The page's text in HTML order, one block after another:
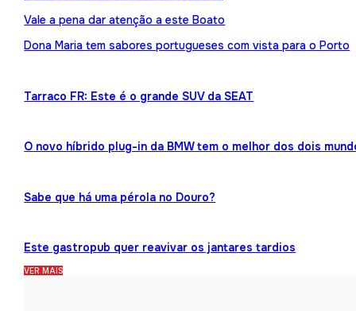
Vale a pena dar atenção a este Boato
Dona Maria tem sabores portugueses com vista para o Porto
Tarraco FR: Este é o grande SUV da SEAT
O novo híbrido plug-in da BMW tem o melhor dos dois
Sabe que há uma pérola no Douro?
Este gastropub quer reavivar os jantares tardios
VER MAIS